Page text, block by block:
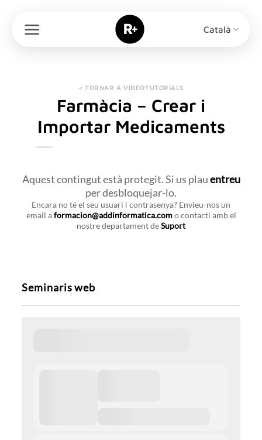
content
Català
< TORNAR A VIDEOTUTORIALS
Farmàcia – Crear i
Importar Medicaments
Aquest contingut està protegit. Si us plauentreu
per desbloquejar-lo.
Encara no té el seu usuari i contrasenya? Envieu-nos un
email aformacion@addinformatica.com o contacti amb el
nostre departament deSuport
Seminaris web